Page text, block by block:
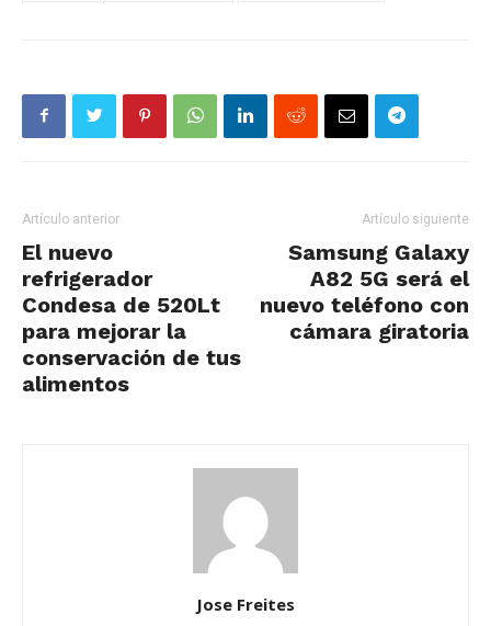
Artículo anterior
El nuevo
refrigerador
Condesa de 520Lt
para mejorar la
conservación de tus
alimentos
Artículo siguiente
Samsung Galaxy
A82 5G será el
nuevo teléfono con
cámara giratoria
Jose Freites